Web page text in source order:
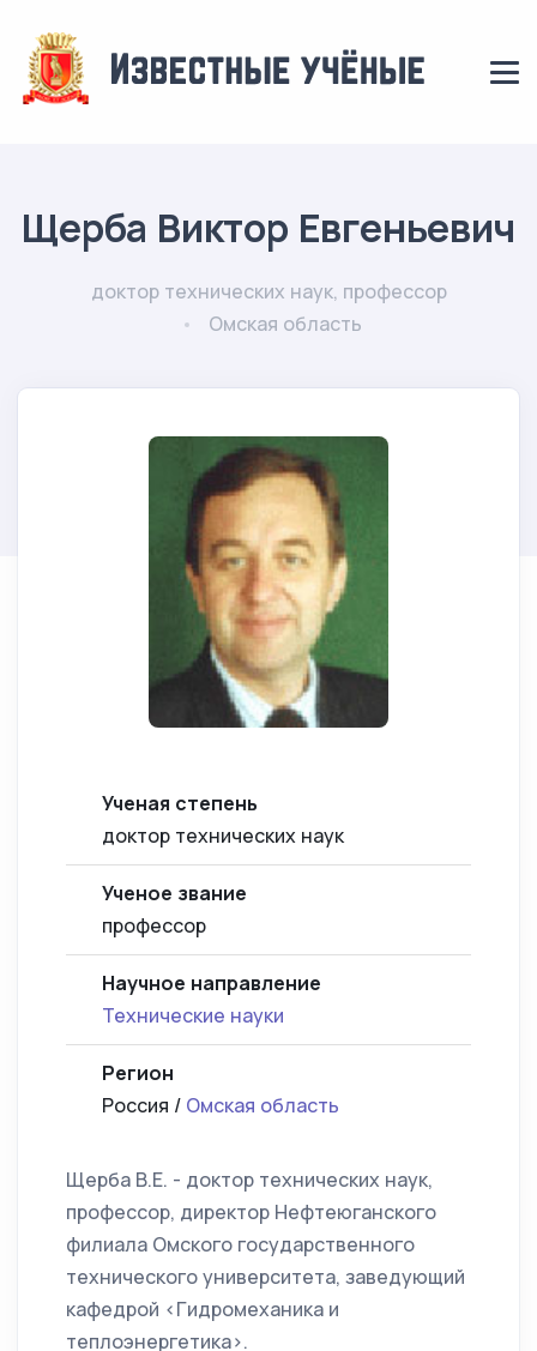
Щерба Виктор Евгеньевич
доктор технических наук, профессор
Омская область
Ученая степень
доктор технических наук
Ученое звание
профессор
Научное направление
Технические науки
Регион
Россия / Омская область
Щерба В.Е. - доктор технических наук,
профессор, директор Нефтеюганского
филиала Омского государственного
технического университета, заведующий
кафедрой <Гидромеханика и
теплоэнергетика>.